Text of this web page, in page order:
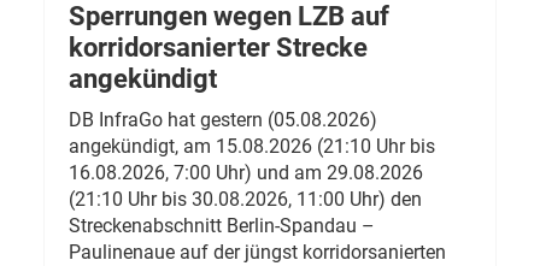
Sperrungen wegen LZB auf
korridorsanierter Strecke
angekündigt
DB InfraGo hat gestern (05.08.2026)
angekündigt, am 15.08.2026 (21:10 Uhr bis
16.08.2026, 7:00 Uhr) und am 29.08.2026
(21:10 Uhr bis 30.08.2026, 11:00 Uhr) den
Streckenabschnitt Berlin-Spandau –
Paulinenaue auf der jüngst korridorsanierten